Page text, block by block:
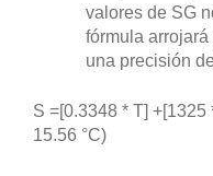
valores de SG
fórmula
una precisión
S =[0.3348 * T]
15.56 °C)